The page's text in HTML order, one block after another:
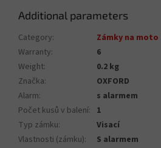
Additional parameters
Category:
Zámky na moto
Warranty:
6
Weight:
0.2 kg
Značka:
OXFORD
Alarm:
s alarmem
Počet kusů v balení: 1
Typ zámku:
Visací
Vlastnosti (zámku):
S alarmem